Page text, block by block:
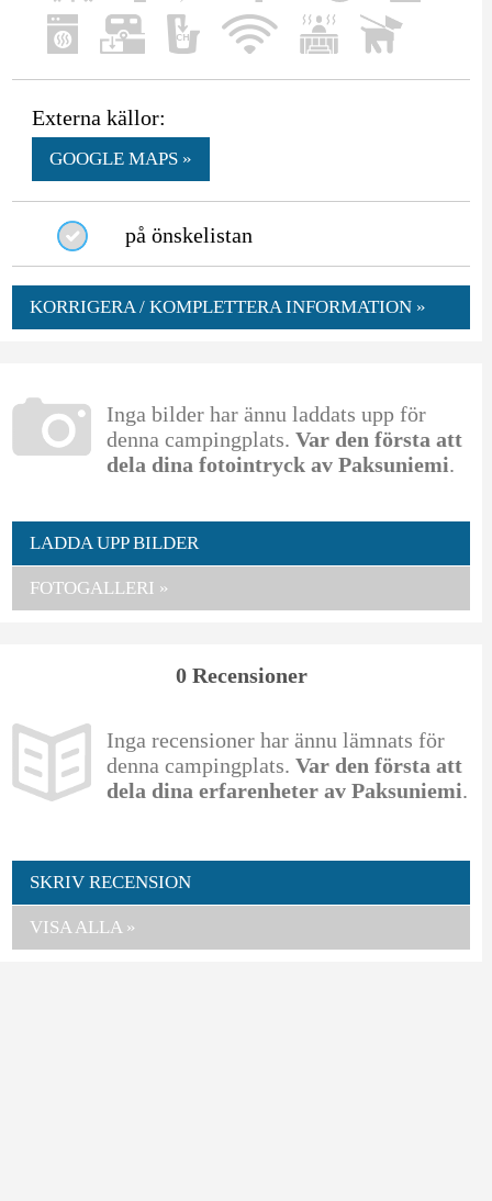
Externa källor:
GOOGLE MAPS »
på önskelistan
KORRIGERA / KOMPLETTERA INFORMATION »
Inga bilder har ännu laddats upp för
denna campingplats. Var den första att
dela dina fotointryck av Paksuniemi.
LADDA UPP BILDER
FOTOGALLERI »
0 Recensioner
Inga recensioner har ännu lämnats för
denna campingplats. Var den första att
dela dina erfarenheter av Paksuniemi.
SKRIV RECENSION
VISA ALLA »